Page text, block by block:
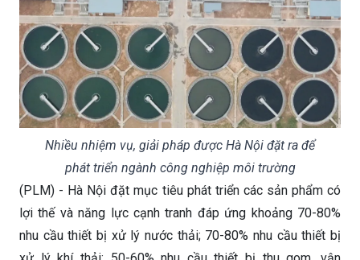
Nhiều nhiệm vụ, giải pháp được Hà Nội đặt ra để
phát triển ngành công nghiệp môi trường
(PLM) - Hà Nội đặt mục tiêu phát triển các sản phẩm có
lợi thế và năng lực cạnh tranh đáp ứng khoảng 70-80%
nhu cầu thiết bị xử lý nước thải; 70-80% nhu cầu thiết bị